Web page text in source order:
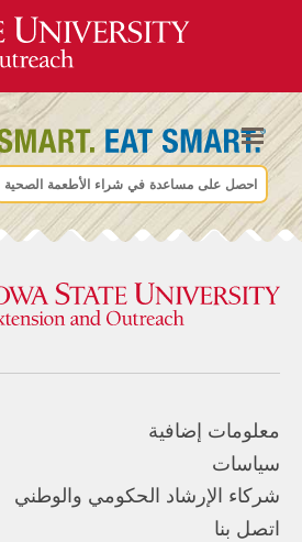
احصل على مساعدة في شراء الأطعمة الصحية
معلومات إضافية
سياسات
شركاء الإرشاد الحكومي والوطني
اتصل بنا